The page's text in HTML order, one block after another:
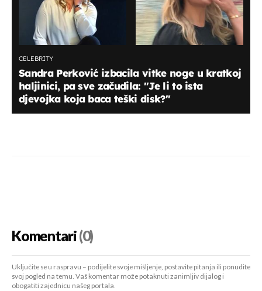
CELEBRITY
Sandra Perković izbacila vitke noge u kratkoj
haljinici, pa sve začudila: "Je li to ista
djevojka koja baca teški disk?"
Komentari(0)
Uključite se u raspravu – podijelite svoje mišljenje, postavite pitanja ili ponudite
svoj pogled na temu. Vaš komentar može potaknuti zanimljiv dijalog i
obogatiti zajednicu našeg portala.